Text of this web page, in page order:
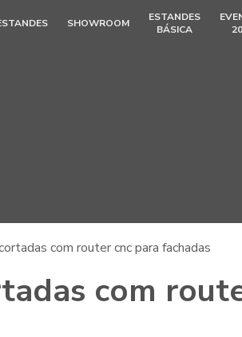
SHOWROOM
ESTANDES
BÁSICA
com router cnc para fachadas
com